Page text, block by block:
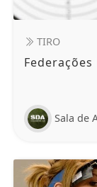
TIRO
Sala de